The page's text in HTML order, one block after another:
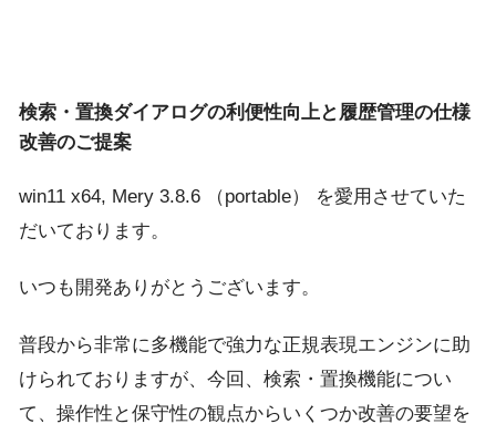
検索・置換ダイアログの利便性向上と履歴管理の仕様
改善のご提案
win11 x64, Mery 3.8.6 （portable） を愛用させていた
だいております。
いつも開発ありがとうございます。
普段から非常に多機能で強力な正規表現エンジンに助
けられておりますが、今回、検索・置換機能につい
て、操作性と保守性の観点からいくつか改善の要望を